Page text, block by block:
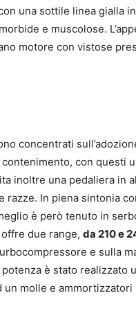
una sottile linea gialla
e muscolose.
motore con vistose
concentrati
con questi
inoltre una pedaliera in
In piena sintonia
è però tenuto in
due range, da 210 e
e sulla
è stato realizzato
molle e